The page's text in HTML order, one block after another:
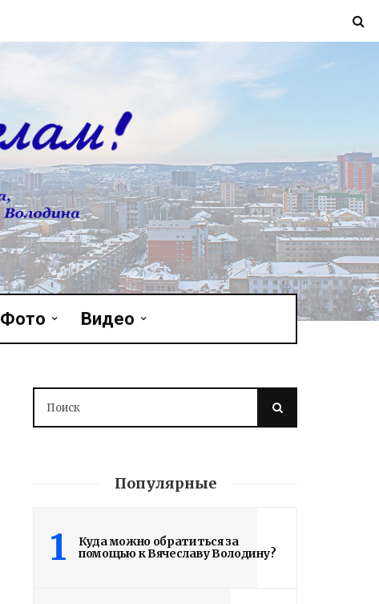
Фото Видео
Популярные
1
Куда можно обратиться за
помощью к Вячеславу Володину?